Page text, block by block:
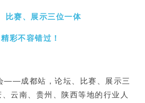
比赛、展示三位一体
精彩不容错过！
——成都站，论坛、比赛、展示三
云南、贵州、陕西等地的行业人